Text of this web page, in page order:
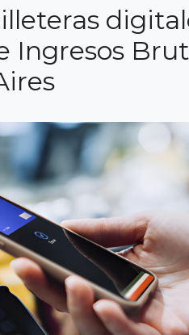
Ingresos